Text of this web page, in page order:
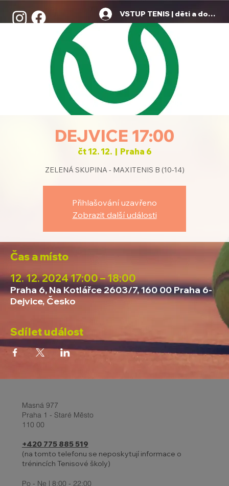
VSTUP TENIS | děti a dospělí
DEJVICE 17:00
čt 12. 12.
  |
Praha 6
ZELENÁ SKUPINA - MAXITENIS B (10-14)
Přihlašování uzavřeno
Zobrazit další události
Čas a místo
12. 12. 2024 17:00 – 18:00
Praha 6, Na Kotlářce 2603/7, 160 00 Praha 6-
Dejvice, Česko
Sdílet událost
Masná 977
Praha 1 - Staré Město
110 00
+420 775 885 519
(na tomto telefonu se neposkytují informace o
trénincích Tenisové školy)
Po - Ne | 8:00 - 22:00